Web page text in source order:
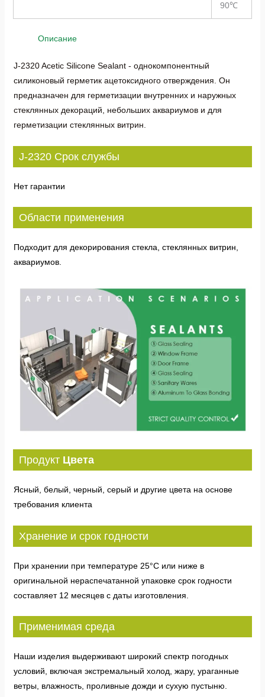
90℃
Описание
J-2320 Acetic Silicone Sealant - однокомпонентный
силиконовый герметик ацетоксидного отверждения. Он
предназначен для герметизации внутренних и наружных
стеклянных декораций, небольших аквариумов и для
герметизации стеклянных витрин.
J-2320 Срок службы
Нет гарантии
Области применения
Подходит для декорирования стекла, стеклянных витрин,
аквариумов.
Продукт Цвета
Ясный, белый, черный, серый и другие цвета на основе
требования клиента
Хранение и срок годности
При хранении при температуре 25°C или ниже в
оригинальной нераспечатанной упаковке срок годности
составляет 12 месяцев с даты изготовления.
Применимая среда
Наши изделия выдерживают широкий спектр погодных
условий, включая экстремальный холод, жару, ураганные
ветры, влажность, проливные дожди и сухую пустыню.